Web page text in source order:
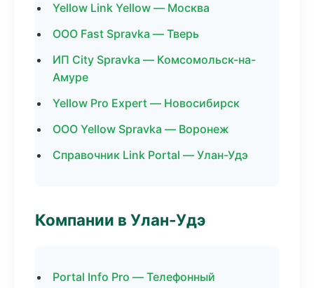
Yellow Link Yellow — Москва
ООО Fast Spravka — Тверь
ИП City Spravka — Комсомольск-на-
Амуре
Yellow Pro Expert — Новосибирск
ООО Yellow Spravka — Воронеж
Справочник Link Portal — Улан-Удэ
Компании в Улан-Удэ
Portal Info Pro — Телефонный